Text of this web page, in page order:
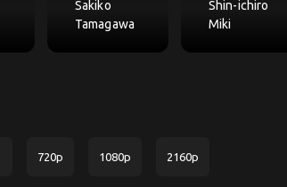
Sakiko
Tamagawa
Shin-ichiro
Miki
720p 1080p 2160p